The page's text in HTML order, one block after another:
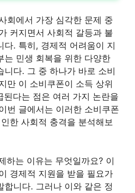
회에서 가장 심각한 문제 중
커지면서 사회적 갈등과 불
다. 특히, 경제적 어려움이 지
는 민생 회복을 위한 다양한
니다. 그 중 하나가 바로 소비
만 이 소비쿠폰이 소득 상위
된다는 점은 여러 가지 논란을
번 글에서는 이러한 소비쿠폰
한 사회적 충격을 분석해보
하는 이유는 무엇일까요? 이
경제적 지원을 받을 필요가
합니다. 그러나 이와 같은 정